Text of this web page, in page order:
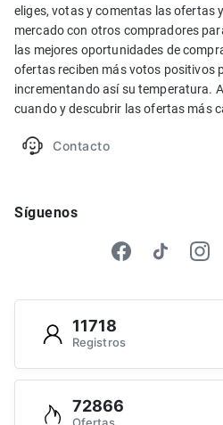
eliges, votas y comentas las ofertas
mercado con otros compradores
las mejores oportunidades de
ofertas reciben más votos positivos
incrementando así su temperatura.
cuando y descubrir las ofertas más
Contacto
Síguenos
11718
Registros
72866